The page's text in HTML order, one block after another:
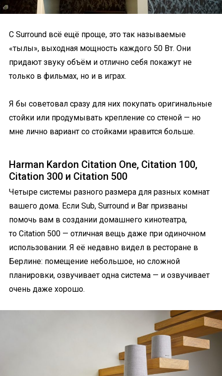
С Surround всё ещё проще, это так называемые
«тылы», выходная мощность каждого 50 Вт. Они
придают звуку объём и отлично себя покажут не
только в фильмах, но и в играх.
Я бы советовал сразу для них покупать оригинальные
стойки или продумывать крепление со стеной — но
мне лично вариант со стойками нравится больше.
Harman Kardon Citation One, Citation 100,
Citation 300 и Citation 500
Четыре системы разного размера для разных комнат
вашего дома. Если Sub, Surround и Bar призваны
помочь вам в создании домашнего кинотеатра,
то Citation 500 — отличная вещь даже при одиночном
использовании. Я её недавно видел в ресторане в
Берлине: помещение небольшое, но сложной
планировки, озвучивает одна система — и озвучивает
очень даже хорошо.